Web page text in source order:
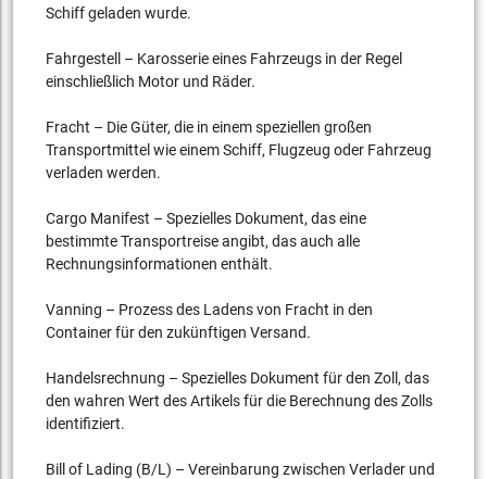
Schiff geladen wurde.
Fahrgestell – Karosserie eines Fahrzeugs in der Regel
einschließlich Motor und Räder.
Fracht – Die Güter, die in einem speziellen großen
Transportmittel wie einem Schiff, Flugzeug oder Fahrzeug
verladen werden.
Cargo Manifest – Spezielles Dokument, das eine
bestimmte Transportreise angibt, das auch alle
Rechnungsinformationen enthält.
Vanning – Prozess des Ladens von Fracht in den
Container für den zukünftigen Versand.
Handelsrechnung – Spezielles Dokument für den Zoll, das
den wahren Wert des Artikels für die Berechnung des Zolls
identifiziert.
Bill of Lading (B/L) – Vereinbarung zwischen Verlader und